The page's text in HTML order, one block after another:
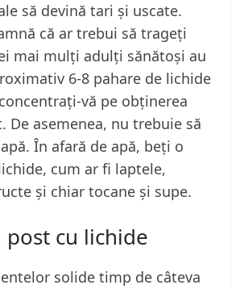
să devină tari și uscate.
că ar trebui să trageți
mai mulți adulți sănătoși au
6-8 pahare de lichide
vă pe obținerea
De asemenea, nu trebuie să
În afară de apă, beți o
cum ar fi laptele,
și chiar tocane și supe.
post cu lichide
solide timp de câteva